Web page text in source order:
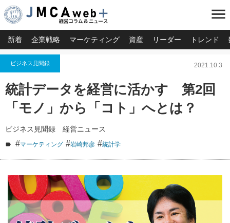
menu
新着 企業戦略 マーケティング 資産 リーダー トレンド
ビジネス見聞録 2021.10.3
統計データを経営に活かす 第2回
「モノ」から「コト」へとは？
ビジネス見聞録 経営ニュース
#マーケティング #岩崎邦彦 #統計学